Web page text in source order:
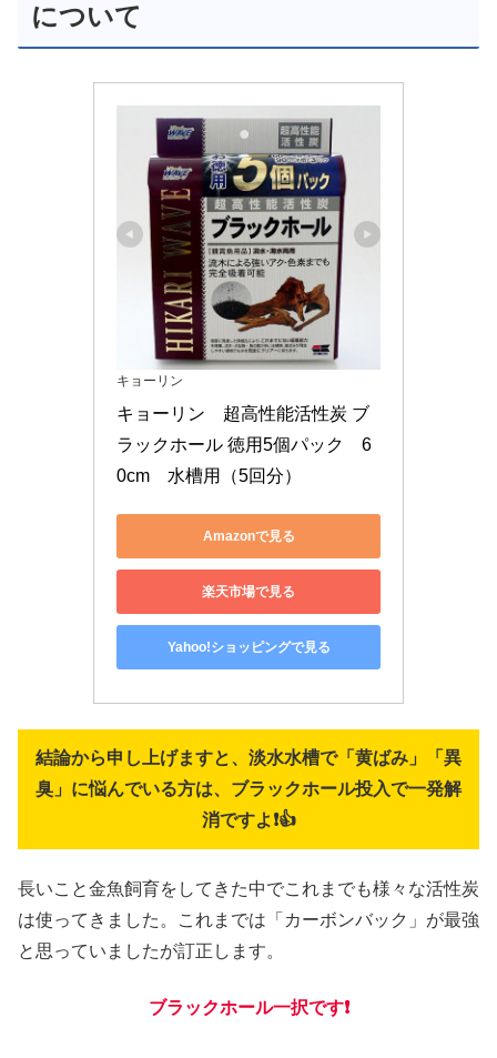
について
キョーリン
キョーリン　超高性能活性炭 ブ
ラックホール 徳用5個パック　6
0cm　水槽用（5回分）
Amazonで見る
楽天市場で見る
Yahoo!ショッピングで見る
結論から申し上げますと、淡水水槽で「黄ばみ」「異
臭」に悩んでいる方は、ブラックホール投入で一発解
消ですよ❗👍
長いこと金魚飼育をしてきた中でこれまでも様々な活性炭
は使ってきました。これまでは「カーボンバック」が最強
と思っていましたが訂正します。
ブラックホール一択です❗